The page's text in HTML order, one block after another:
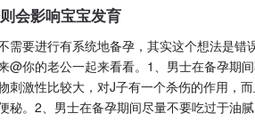
会影响宝宝发育
需要进行有系统地备孕，其实这个想法是错
你的老公一起来看看。1、男士在备孕期
刺激性比较大，对J子有一个杀伤的作用，
秘。2、男士在备孕期间尽量不要吃过于油